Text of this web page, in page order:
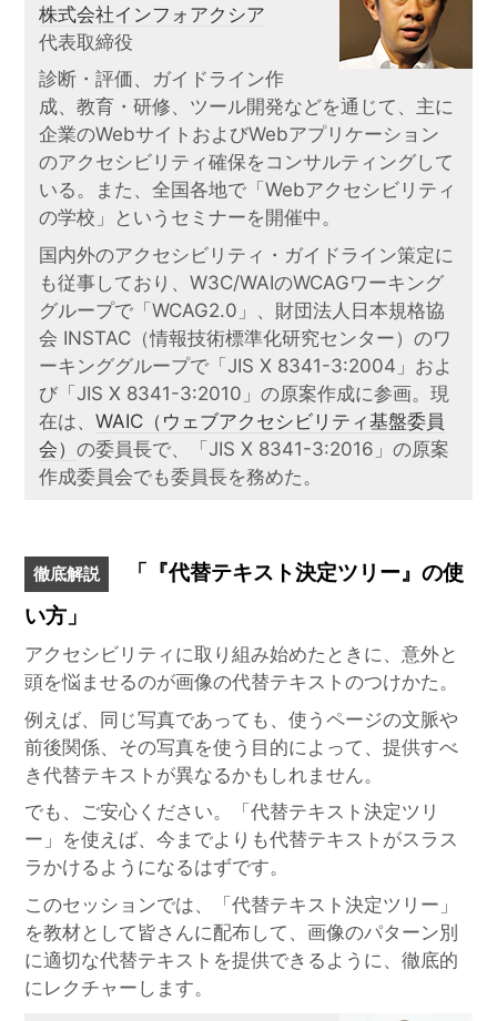
株式会社インフォアクシア
代表取締役
診断・評価、ガイドライン作
成、教育・研修、ツール開発などを通じて、主に
企業のWebサイトおよびWebアプリケーション
のアクセシビリティ確保をコンサルティングして
いる。また、全国各地で「Webアクセシビリティ
の学校」というセミナーを開催中。
国内外のアクセシビリティ・ガイドライン策定に
も従事しており、W3C/WAIのWCAGワーキング
グループで「WCAG2.0」、財団法人日本規格協
会 INSTAC（情報技術標準化研究センター）のワ
ーキンググループで「JIS X 8341-3:2004」およ
び「JIS X 8341-3:2010」の原案作成に参画。現
在は、WAIC（ウェブアクセシビリティ基盤委員
会）の委員長で、「JIS X 8341-3:2016」の原案
作成委員会でも委員長を務めた。
徹底解説
「『代替テキスト決定ツリー』の使
い方」
アクセシビリティに取り組み始めたときに、意外と
頭を悩ませるのが画像の代替テキストのつけかた。
例えば、同じ写真であっても、使うページの文脈や
前後関係、その写真を使う目的によって、提供すべ
き代替テキストが異なるかもしれません。
でも、ご安心ください。「代替テキスト決定ツリ
ー」を使えば、今までよりも代替テキストがスラス
ラかけるようになるはずです。
このセッションでは、「代替テキスト決定ツリー」
を教材として皆さんに配布して、画像のパターン別
に適切な代替テキストを提供できるように、徹底的
にレクチャーします。